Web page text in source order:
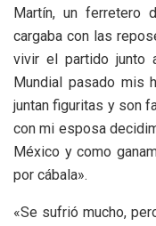
Martín, un ferretero
cargaba con las
vivir el partido junto
Mundial pasado mis
juntan figuritas y son
con mi esposa
México y como
por cábala».
«Se sufrió mucho,